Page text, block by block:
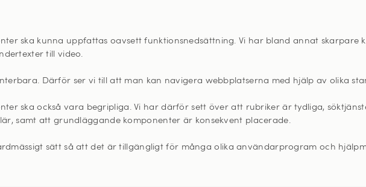
ska kunna uppfattas oavsett funktionsnedsättning. Vi har bland annat
till video.
Därför ser vi till att man kan navigera webbplatserna med hjälp av olika
ska också vara begripliga. Vi har därför sett över att rubriker är tydliga,
samt att grundläggande komponenter är konsekvent placerade.
sätt så att det är tillgängligt för många olika användarprogram och